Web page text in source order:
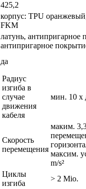
425,2
корпус: TPU
FKM
латунь, антипригарное
антипригарное
да
Радиус
изгиба в
случае
движения
кабеля
мин. 10 x
Скорость
перемещения
маким.
максим.
m/s²
Циклы
изгиба
> 2 Mio.